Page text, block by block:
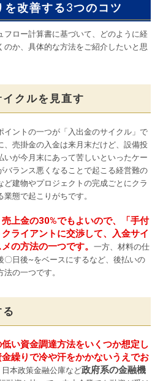
改善する3つのコツ
フロー計算書に基づいて、どのように経
のか、具体的な方法をご紹介したいと思
クルを見直す
イントの一つが「入出金のサイクル」で
、売掛金の入金は来月末だけど、設備投
いが今月末にあって苦しいといったケー
バランス悪くなることで起こる経営難の
建物やプロジェクトの完成ごとにクラ
態で起こりがちです。
上金の30%でもよいので、「手付
ライアントに交渉して、入金サイ
の方法の一つです。 一方、材料の仕
〇日後~をベースにするなど、後払いの
の一つです。
い資金調達方法をいくつか想定し
繰りで冷や汗をかかないうえでお
日本政策金融公庫など政府系の金融機